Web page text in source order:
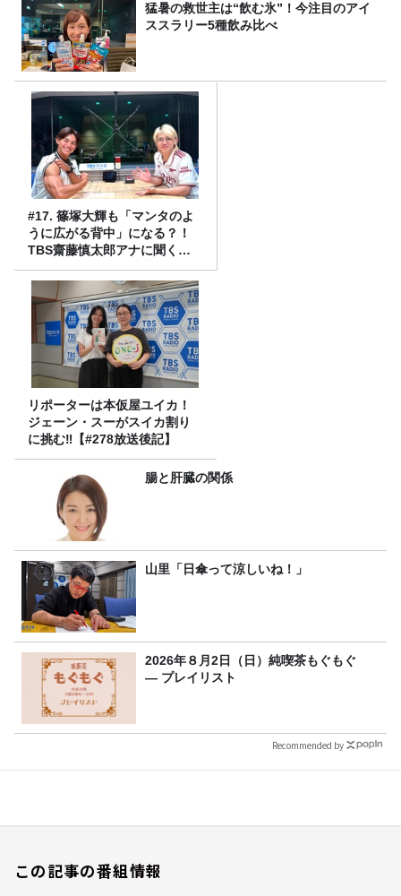
猛暑の救世主は“飲む氷”！今注目のアイ
ススラリー5種飲み比べ
#17. 篠塚大輝も「マンタのよ
うに広がる背中」になる？！
TBS齋藤慎太郎アナに聞くメ
ンズフィジークの魅力！！
リポーターは本仮屋ユイカ！
ジェーン・スーがスイカ割り
に挑む‼【#278放送後記】
腸と肝臓の関係
山里「日傘って涼しいね！」
2026年８月2日（日）純喫茶もぐもぐ
― プレイリスト
Recommended by
この記事の番組情報